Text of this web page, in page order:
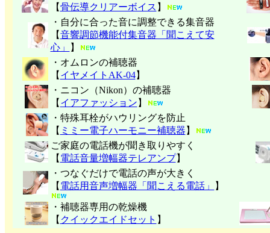
【骨伝導クリアーボイス 】
・自分に合った音に調整できる集音器
【音響調節機能付集音器「聞こえて安
心」
】
・オムロンの補聴器
【 イヤメイトAK-04】
・ニコン（Nikon）の補聴器
【 イアファッション 】
・特殊耳栓がハウリングを防止
【 ミミー電子ハーモニー補聴器 】
ご家庭の電話機が聞き取りやすく
【 電話音量増幅器テレアンプ】
・つなぐだけで電話の声が大きく
【 電話用音声増幅器「聞こえる電話」 】
・補聴器専用の乾燥機
【 クイックエイドセット 】